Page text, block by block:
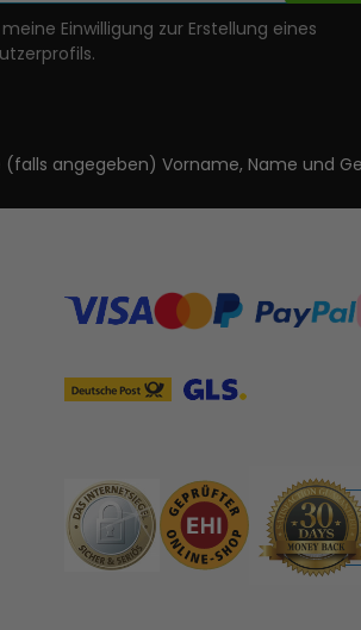
Einwilligung zur Erstellung eines
(falls angegeben) Vorname, Name und